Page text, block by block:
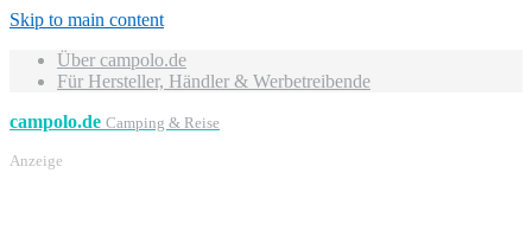
Skip to main content
Über campolo.de
Für Hersteller, Händler & Werbetreibende
campolo.de Camping & Reise
Anzeige